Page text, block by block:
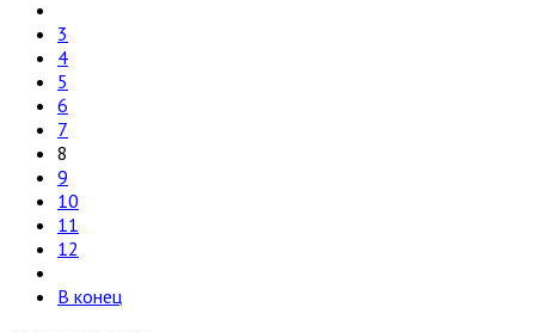
3
4
5
6
7
8
9
10
11
12
В конец